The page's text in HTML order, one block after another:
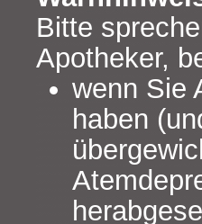
Bitte
Apotheker,
wenn Sie
haben